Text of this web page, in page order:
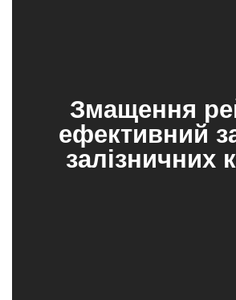
Змащення
ефективний
залізничних